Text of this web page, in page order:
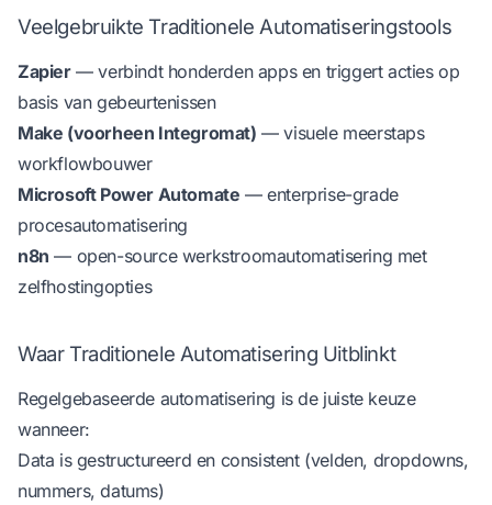
Veelgebruikte Traditionele Automatiseringstools
Zapier— verbindt honderden apps en triggert acties op
basis van gebeurtenissen
Make (voorheen Integromat) — visuele meerstaps
workflowbouwer
Microsoft Power Automate — enterprise-grade
procesautomatisering
n8n — open-source werkstroomautomatisering met
zelfhostingopties
Waar Traditionele Automatisering Uitblinkt
Regelgebaseerde automatisering is de juiste keuze
wanneer:
Data is gestructureerd en consistent (velden, dropdowns,
nummers, datums)